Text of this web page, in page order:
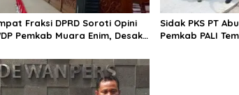
Fraksi DPRD Soroti Opini
Pemkab Muara Enim, Desak
Sidak PKS PT
Pemkab PALI